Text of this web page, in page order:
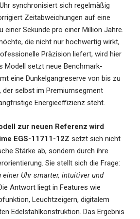
synchronisiert sich regelmäßig
Zeitabweichungen auf eine
einer Sekunde pro einer Million Jahre.
die nicht nur hochwertig wirkt,
Präzision liefert, wird hier
Modell setzt neue Benchmark-
eine Dunkelgangreserve von bis zu
der selbst im Premiumsegment
Energieeffizienz steht.
zur neuen Referenz wird
EGS-11711-12Z setzt sich nicht
Stärke ab, sondern durch ihre
Sie stellt sich die Frage:
einer Uhr smarter, intuitiver und
Antwort liegt in Features wie
Leuchtzeigern, digitalem
Edelstahlkonstruktion. Das Ergebnis